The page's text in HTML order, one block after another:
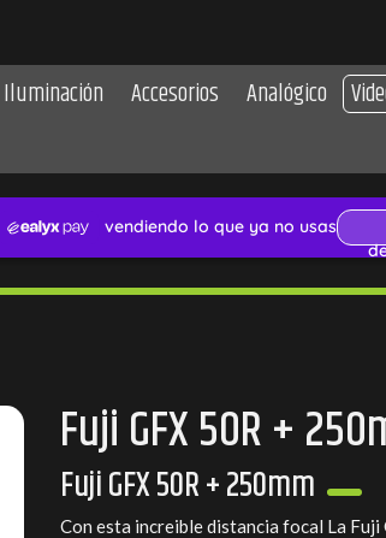
Iluminación Accesorios Analógico
Fuji GFX 50R +
Fuji GFX 50R + 250mm
Con esta increible distancia focal La